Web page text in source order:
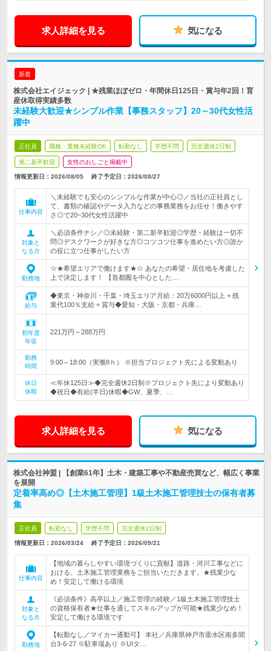
求人詳細を見る 気になる
新着
株式会社エイジェック | ★残業ほぼゼロ・年間休日125日・賞与年2回！育
産休取得実績多数
未経験大歓迎★シンプル作業【事務スタッフ】20～30代女性活
躍中
正社員 職種・業種未経験OK 転勤なし 学歴不問 完全週休2日制
第二新卒歓迎 女性のおしごと掲載中
情報更新日：2026/08/05 終了予定日： 2026/08/27
仕事内容
＼未経験でも安心のシンプルな作業が中心◎／当社の正社員とし
て、書類の確認やデータ入力などの事務業務をお任せ！働きやす
さ◎で20~30代女性活躍中
対象と
なる方
＼必須条件ナシ／◎未経験・第二新卒歓迎◎学歴・経験は一切不
問◎デスクワークが好きな方◎コツコツ仕事を進めたい方◎誰か
の役に立つ仕事がしたい方
勤務地
☆★希望エリアで働けます★☆ あなたの希望・居住地を考慮した
上で決定します！ 【首都圏を中心とした…
給与
◆東京・神奈川・千葉・埼玉エリア月給：20万6000円以上 + 残
業代100％支給 + 賞与◆愛知・大阪・京都・兵庫…
初年度
年収
221万円～288万円
勤務
時間
9:00～18:00（実働8ｈ） ※担当プロジェクト先による変動あり
休日
休暇
≪年休125日≫◆完全週休2日制※プロジェクト先により変動あり
◆祝日◆有給(半日)休暇◆GW、夏季、…
求人詳細を見る 気になる
株式会社神盟 | 【創業61年】土木・建築工事や不動産売買など、幅広く事業
を展開
定着率高め◎【土木施工管理】1級土木施工管理技士の保有者募
集
正社員 転勤なし 学歴不問 完全週休2日制
情報更新日：2026/03/24 終了予定日： 2026/09/21
仕事内容
【地域の暮らしやすい環境づくりに貢献】道路・河川工事などに
おける、土木施工管理業務をご担当いただきます。★残業少な
め！安定して働ける環境
対象と
なる方
《必須条件》高卒以上／施工管理の経験／1級土木施工管理技士
の資格保有者★仕事を通してスキルアップが可能★残業少なめ！
安定して働ける環境です
勤務地
【転勤なし／マイカー通勤可】 本社／兵庫県神戸市垂水区南多聞
台3-6-27 ※駐車場あり ※UIタ…